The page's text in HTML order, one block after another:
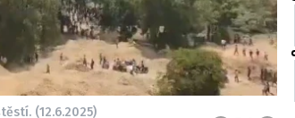
(12.6.2025)